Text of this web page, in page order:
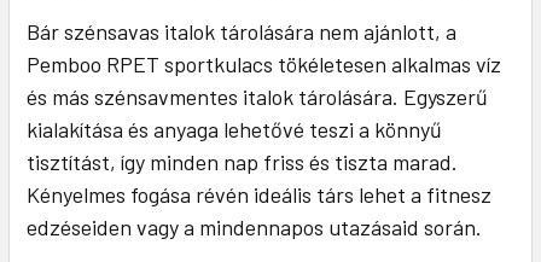
Bár szénsavas italok tárolására nem ajánlott, a
Pemboo RPET sportkulacs tökéletesen alkalmas víz
és más szénsavmentes italok tárolására. Egyszerű
kialakítása és anyaga lehetővé teszi a könnyű
tisztítást, így minden nap friss és tiszta marad.
Kényelmes fogása révén ideális társ lehet a fitnesz
edzéseiden vagy a mindennapos utazásaid során.